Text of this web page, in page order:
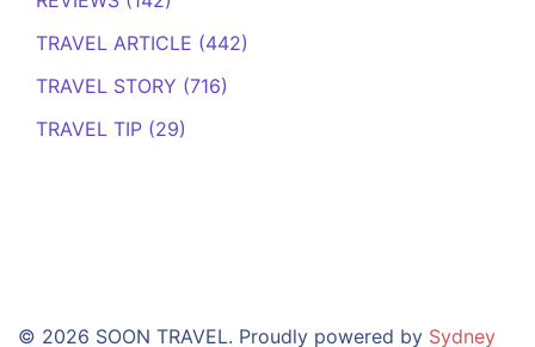
TRAVEL ARTICLE (442)
TRAVEL STORY (716)
TRAVEL TIP (29)
© 2026 SOON TRAVEL. Proudly powered by Sydney